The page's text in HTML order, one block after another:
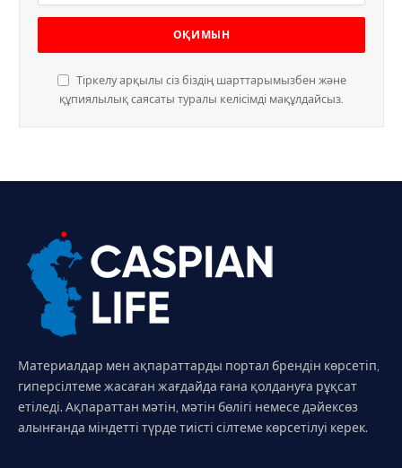
Тіркелу арқылы сіз біздің шарттарымызбен және
құпиялылық саясаты туралы келісімді мақұлдайсыз.
Материалдар мен ақпараттарды портал брендін көрсетіп,
гиперсілтеме жасаған жағдайда ғана қолдануға рұқсат
етіледі. Ақпараттан мәтін, мәтін бөлігі немесе дәйексөз
алынғанда міндетті түрде тиісті сілтеме көрсетілуі керек.